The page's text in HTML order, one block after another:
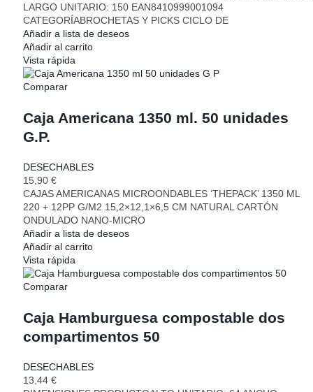
LARGO UNITARIO: 150 EAN8410999001094
CATEGORÍABROCHETAS Y PICKS CICLO DE
Añadir a lista de deseos
Añadir al carrito
Vista rápida
Comparar
Caja Americana 1350 ml. 50 unidades
G.P.
DESECHABLES
15,90 €
CAJAS AMERICANAS MICROONDABLES ‘THEPACK’ 1350 ML
220 + 12PP G/M2 15,2×12,1×6,5 CM NATURAL CARTÓN
ONDULADO NANO-MICRO
Añadir a lista de deseos
Añadir al carrito
Vista rápida
Comparar
Caja Hamburguesa compostable dos
compartimentos 50
DESECHABLES
13,44 €